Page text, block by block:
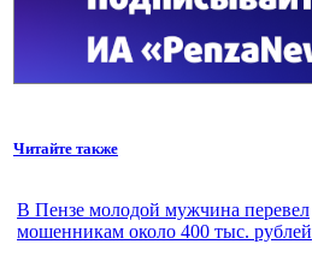
Читайте также
В Пензе молодой мужчина перевел
мошенникам около 400 тыс. рублей